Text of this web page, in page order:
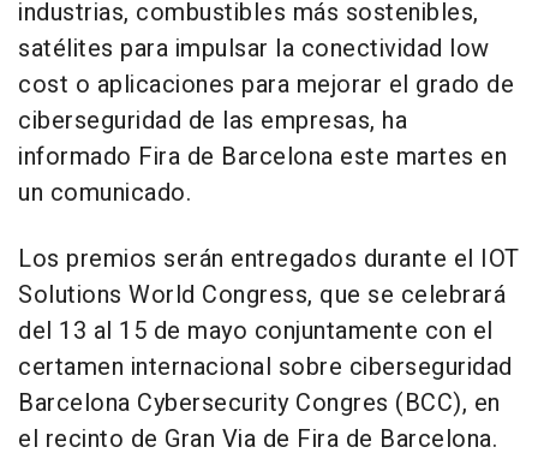
industrias, combustibles más sostenibles,
satélites para impulsar la conectividad low
cost o aplicaciones para mejorar el grado de
ciberseguridad de las empresas, ha
informado Fira de Barcelona este martes en
un comunicado.
Los premios serán entregados durante el IOT
Solutions World Congress, que se celebrará
del 13 al 15 de mayo conjuntamente con el
certamen internacional sobre ciberseguridad
Barcelona Cybersecurity Congres (BCC), en
el recinto de Gran Via de Fira de Barcelona.